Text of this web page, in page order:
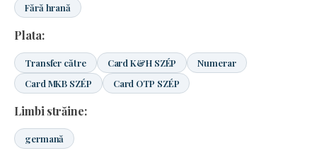
Fără hrană
Plata:
Transfer către Card K&H SZÉP
Numerar
Card MKB SZÉP
Card OTP SZÉP
Limbi străine:
germană